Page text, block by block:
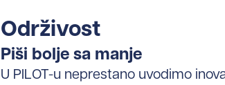
Održivost
Piši bolje sa manje
U PILOT-u neprestano uvodimo